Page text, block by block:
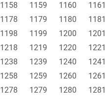
1158 1159 1160 1161
1178 1179 1180 1181
1198 1199 1200 1201
1218 1219 1220 1221
1238 1239 1240 1241
1258 1259 1260 1261
1278 1279 1280 1281